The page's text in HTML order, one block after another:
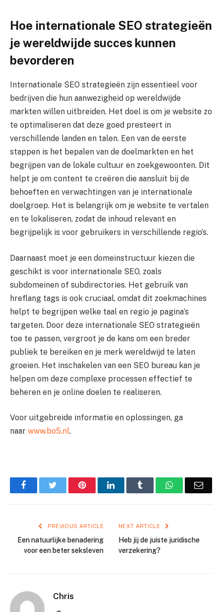
Hoe internationale SEO strategieën
je wereldwijde succes kunnen
bevorderen
Internationale SEO strategieën zijn essentieel voor
bedrijven die hun aanwezigheid op wereldwijde
markten willen uitbreiden. Het doel is om je website zo
te optimaliseren dat deze goed presteert in
verschillende landen en talen. Een van de eerste
stappen is het bepalen van de doelmarkten en het
begrijpen van de lokale cultuur en zoekgewoonten. Dit
helpt je om content te creëren die aansluit bij de
behoeften en verwachtingen van je internationale
doelgroep. Het is belangrijk om je website te vertalen
en te lokaliseren, zodat de inhoud relevant en
begrijpelijk is voor gebruikers in verschillende regio’s.
Daarnaast moet je een domeinstructuur kiezen die
geschikt is voor internationale SEO, zoals
subdomeinen of subdirectories. Het gebruik van
hreflang tags is ook cruciaal, omdat dit zoekmachines
helpt te begrijpen welke taal en regio je pagina’s
targeten. Door deze internationale SEO strategieën
toe te passen, vergroot je de kans om een breder
publiek te bereiken en je merk wereldwijd te laten
groeien. Het inschakelen van een SEO bureau kan je
helpen om deze complexe processen effectief te
beheren en je online doelen te realiseren.
Voor uitgebreide informatie en oplossingen, ga
naar www.bo5.nl.
FacebookTwitter PinterestLinkedIn Tumblr WhatsApp
PREVIOUS ARTICLE
Een natuurlijke benadering
voor een beter seksleven
NEXT ARTICLE
Heb jij de juiste juridische
verzekering?
Chris